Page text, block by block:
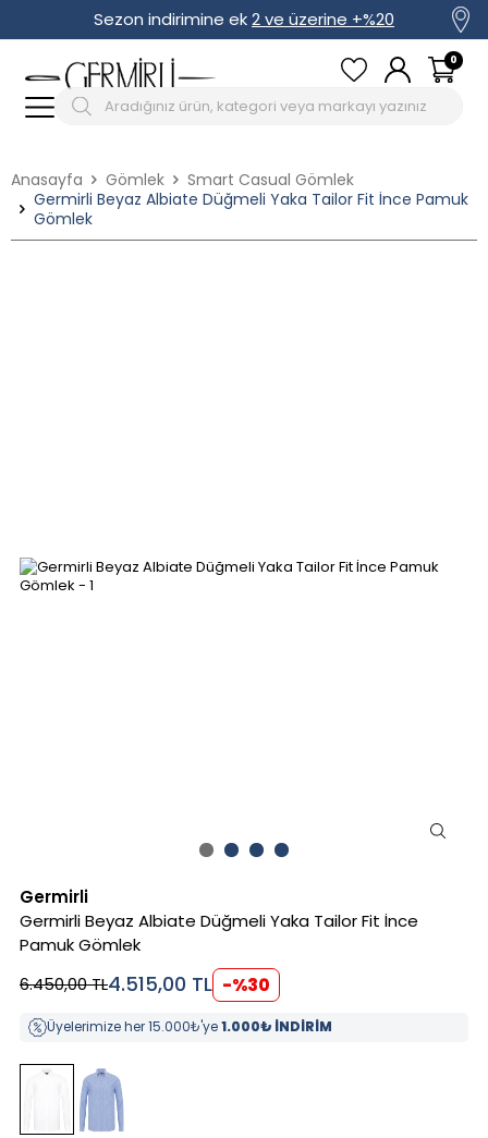
Sezon indirimine ek2 ve üzerine +%20
0
Anasayfa Gömlek
Smart Casual Gömlek
Germirli Beyaz Albiate Düğmeli Yaka Tailor Fit İnce Pamuk
Gömlek
Germirli
Germirli Beyaz Albiate Düğmeli Yaka Tailor Fit İnce
Pamuk Gömlek
6.450,00TL4.515,00 TL -%30
Üyelerimize her 15.000₺'ye1.000₺ İNDİRİM